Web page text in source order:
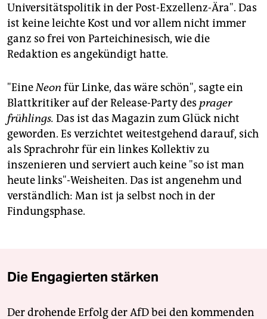
Universitätspolitik in der Post-Exzellenz-Ära". Das
ist keine leichte Kost und vor allem nicht immer
ganz so frei von Parteichinesisch, wie die
Redaktion es angekündigt hatte.
"EineNeon für Linke, das wäre schön", sagte ein
Blattkritiker auf der Release-Party des prager
frühlings. Das ist das Magazin zum Glück nicht
geworden. Es verzichtet weitestgehend darauf, sich
als Sprachrohr für ein linkes Kollektiv zu
inszenieren und serviert auch keine "so ist man
heute links"-Weisheiten. Das ist angenehm und
verständlich: Man ist ja selbst noch in der
Findungsphase.
Die Engagierten stärken
Der drohende Erfolg der AfD bei den kommenden